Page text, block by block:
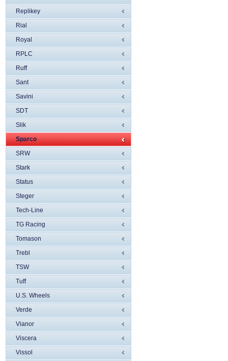
Replikey
Rial
Royal
RPLC
Ruff
Sant
Savini
SDT
Slik
Sparco
SRW
Stark
Status
Steger
Tech-Line
TG Racing
Tomason
Trebl
TSW
Tuff
U.S. Wheels
Verde
Vianor
Viscera
Vissol